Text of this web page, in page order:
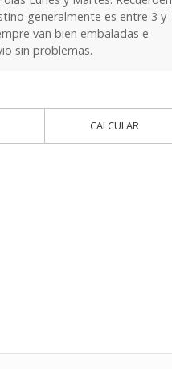
generalmente es entre 3 y
van bien embaladas e
sin problemas.
CALCULAR